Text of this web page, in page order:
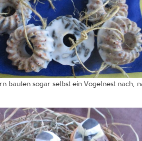
bauten sogar selbst ein Vogelnest nach,